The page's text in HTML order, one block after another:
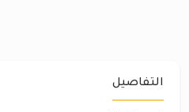
التفاصيل